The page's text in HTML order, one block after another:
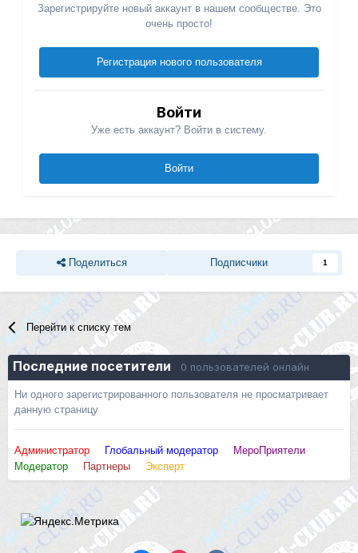
Зарегистрируйте новый аккаунт в нашем сообществе. Это
очень просто!
Регистрация нового пользователя
Войти
Уже есть аккаунт? Войти в систему.
Войти
Поделиться Подписчики 1
Перейти к списку тем
Последние посетители 0 пользователей онлайн
Ни одного зарегистрированного пользователя не просматривает
данную страницу
Администратор Глобальный модератор
МероПриятели
Модератор
Партнеры Эксперт